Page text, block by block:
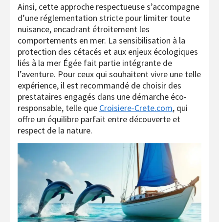
Ainsi, cette approche respectueuse s’accompagne
d’une réglementation stricte pour limiter toute
nuisance, encadrant étroitement les
comportements en mer. La sensibilisation à la
protection des cétacés et aux enjeux écologiques
liés à la mer Égée fait partie intégrante de
l’aventure. Pour ceux qui souhaitent vivre une telle
expérience, il est recommandé de choisir des
prestataires engagés dans une démarche éco-
responsable, telle que Croisiere-Crete.com, qui
offre un équilibre parfait entre découverte et
respect de la nature.